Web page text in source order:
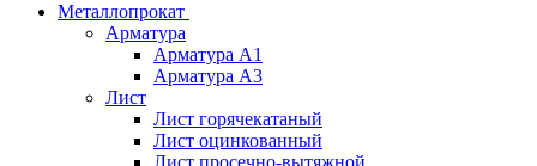
Металлопрокат
Арматура
Арматура А1
Арматура А3
Лист
Лист горячекатаный
Лист оцинкованный
Лист просечно-вытяжной